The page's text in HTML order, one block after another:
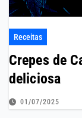
Receitas
Crepes de
deliciosa
01/07/2025